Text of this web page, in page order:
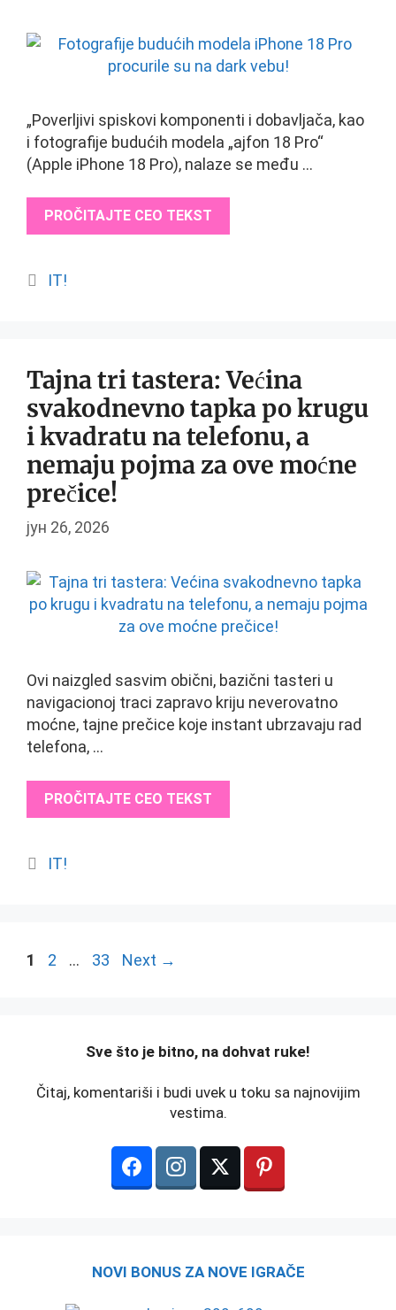
„Poverljivi spiskovi komponenti i dobavljača, kao
i fotografije budućih modela „ajfon 18 Pro“
(Apple iPhone 18 Pro), nalaze se među …
PROČITAJTE CEO TEKST
Categories
IT!
Tajna tri tastera: Većina
svakodnevno tapka po krugu
i kvadratu na telefonu, a
nemaju pojma za ove moćne
prečice!
јун 26, 2026
Ovi naizgled sasvim obični, bazični tasteri u
navigacionoj traci zapravo kriju neverovatno
moćne, tajne prečice koje instant ubrzavaju rad
telefona, …
PROČITAJTE CEO TEKST
Categories
IT!
Page
1 Page
2 … Page
33 Next →
️Sve što je bitno, na dohvat ruke!
Čitaj, komentariši i budi uvek u toku sa najnovijim
vestima.
NOVI BONUS ZA NOVE IGRAČE